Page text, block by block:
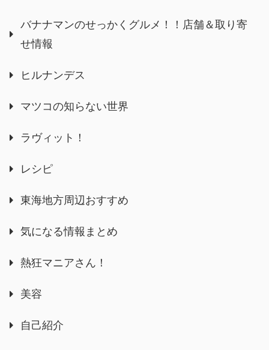
バナナマンのせっかくグルメ！！店舗＆取り寄
せ情報
ヒルナンデス
マツコの知らない世界
ラヴィット！
レシピ
東海地方周辺おすすめ
気になる情報まとめ
熱狂マニアさん！
美容
自己紹介